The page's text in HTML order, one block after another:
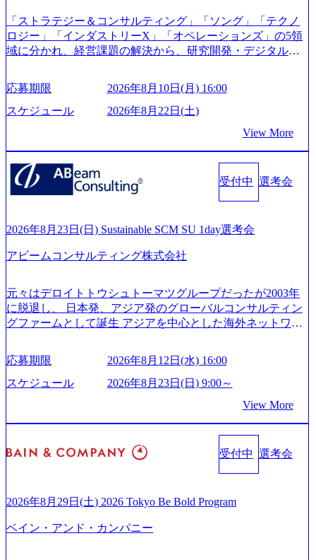
m/@leveragesCh) レバレジーズで活躍するメンバー紹介！〜
管理職種編 〜 (https://www.youtube.com/watch?v=RETwZKac2
UI) レバレジーズで活躍するメンバー紹介！〜 営業職種編
来黒字を維持し、急成長中でありながら安定した事業を展
円を目指す日本にもなかなかないメガベンチャー。創業か
ら黒字経営。年間130%成長 https://storage.googleapis.com/our-
527843-d227-4df8-b86c-5587f843fdf6_1200x471.webp https://stor
age.googleapis.com/our-vision-production.appspot.com/public/imag
es/20251030164946_dc0888f6-0539-4887-84d7-34c8d8544226_1
200x666.webp 年間100億円規模の投資の元、10以上もの新規
能 社内転職が活発であり、多様なスキルを1社で身に着ける
ことが可能 事業開発・運用を内包かする「オールインハウ
ス」型の組織体。社内スカウトや社内公募制度を用いて主
165942_70f09968-1b27-43e6-b849-1cd107c4f488_1200x698.web
p ## 働き方／WLB／待遇 内装8億円超のかっこいいオフィ
スがあり、 働き甲斐のあるランキング、新卒注目ランキン
ため事業創造の自由度が高く、赤字事業でも投資して長期
的な成長を若手に任せられる環境 対面でのコミュニケーシ
ョンメリットを重視するため出社勤務。1日の労働時間平均
ア組織） 2026年8月22日(土) 10:00～最長16:00 2026年8月10
日(月) 16:00 ※応募者が定員を上回る場合は、厳正なる審査
の上参加者を決定させていただきます。ご了承ください。
● 当日の流れ 受付 → 会社説明会 → 面接(会社説明会終了
後、随時ご案内) ※全てリモートにて実施します。 ※参加
通常の選考フローと異なり、事前に適性検査をご受検いた
ションサーチになります。 ご経験やスキル、そして適性や
「ストラテジー＆コンサルティング」「ソング」「テクノ
ロジー」「インダストリーX」「オペレーションズ」の5領
域に分かれ、経営課題の解決から、研究開発・デジタル・
グ領域からその実行的側面であるITサービスの提供まで一
貫して支援する総合系・IT系ファームである あらゆる産業
において非常に良質な顧客基盤を築いており、Fortune Globa
手掛けたプロジェクトは「ファーストリテイリングにおけ
るグローバル化」「資生堂グループのDX化支援」「ヴィヴ
ィアン・ウエストウッドの製品開発」など多岐にわたる コ
ンサルティング活動のみならず、2021年にはKDDIと合弁会
社「ARISE analytics」を設立し、人工知能とデータアナリテ
ジタル人材育成の支援も盛んに行う 採用資料 (https://www.ac
2/Accenture-Recruiting-Brochure.pdf#zoom=50) 女性の活躍につ
rs/corporate/document/women-brochure.pdf#zoom=50) 社員発信
のキャリアブログ (https://www.accenture.com/jp-ja/blogs/japan-
careers-blog) 江川社長が語る「105点経営」 (https://business.ni
kkei.com/atcl/gen/19/00604/021600008/) 規模拡大で成功する理
6218) 大手広告代理店出身者などマーケティングのトップ人
材が集結するワケ (https://markezine.jp/article/detail/45446) エン
ジニアからコンサルタントへ。会社に入って、何が変わっ
た？ (https://www.businessinsider.jp/post-288838) プラダ：ラグ
nture.com/jp-ja/case-studies/song/prada-luxury-product-customizati
on) 大正製薬：ITカーブアウト支援 (https://www.accenture.co
m/jp-ja/case-studies/consulting/taisho-pharmaceutical)（ストラテ
ジー & コンサルティング） ソフトバンク：初のオンライン
s://www.accenture.com/jp-ja/case-studies/communications-media/so
する「保安ネット」を構築。省庁DXの先進事例を実現 (http
応募期限
2026年8月10日(月) 16:00
スケジュール
2026年8月22日(土)
View More
受付中 選考会
2026年8月23日(日) Sustainable SCM SU 1day選考会
アビームコンサルティング株式会社
元々はデロイトトウシュトーマツグループだったが2003年
に脱退し、 日本発、アジア発のグローバルコンサルティン
グファームとして誕生 アジアを中心とした海外ネットワー
供している日系最大級の総合コンサルティングファーム
『Build Beyond As One ®.』をブランドメッセージに掲げ、
企業や組織の変革を通じて社会や産業の課題を解決し、未
確実な実現と社会的価値及び経済的価値の追求にも貢献 NE
Cとの戦略的資本提携も実現して、現在はNECのグループ会
シングなどの専門知識と、豊富な経験を持つ約6,000名を超
えるプロフェッショナルを有する 金融、製造、流通、エネ
トとしている SAP領域においては日本市場No.1を誇り、全
定コンサルタント資格を取得している また、日本国内企業
応募期限
2026年8月12日(水) 16:00
スケジュール
2026年8月23日(日) 9:00～
View More
受付中 選考会
2026年8月29日(土) 2026 Tokyo Be Bold Program
ベイン・アンド・カンパニー